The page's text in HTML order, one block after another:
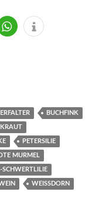
BUCHFINK
PETERSILIE
MURMEL
SCHWERTLILIE
WEISSDORN